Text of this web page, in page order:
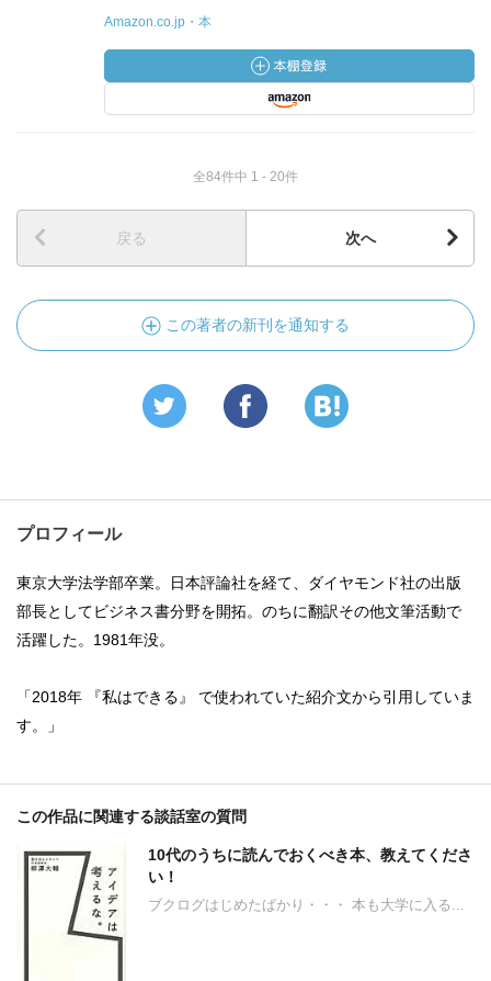
Amazon.co.jp・本
全84件中 1 - 20件
戻る 次へ
この著者の新刊を通知する
プロフィール
東京大学法学部卒業。日本評論社を経て、ダイヤモンド社の出版
部長としてビジネス書分野を開拓。のちに翻訳その他文筆活動で
活躍した。1981年没。
「2018年 『私はできる』 で使われていた紹介文から引用していま
す。」
この作品に関連する談話室の質問
10代のうちに読んでおくべき本、教えてくださ
い！
ブクログはじめたばかり・・・ 本も大学に入る...